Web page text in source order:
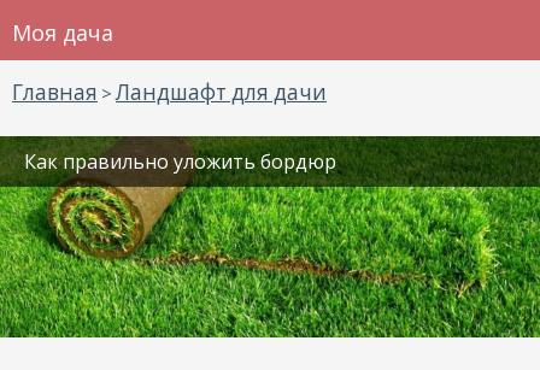
Моя дача
Главная > Ландшафт для дачи
Как правильно уложить бордюр